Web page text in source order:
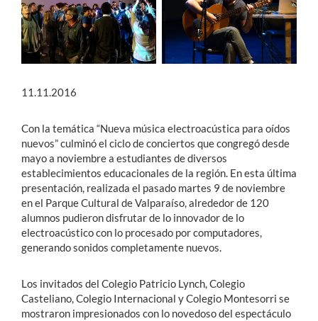
English
11.11.2016
Con la temática “Nueva música electroacústica para oídos
nuevos” culminó el ciclo de conciertos que congregó desde
mayo a noviembre a estudiantes de diversos
establecimientos educacionales de la región. En esta última
presentación, realizada el pasado martes 9 de noviembre
en el Parque Cultural de Valparaíso, alrededor de 120
alumnos pudieron disfrutar de lo innovador de lo
electroacústico con lo procesado por computadores,
generando sonidos completamente nuevos.
Los invitados del Colegio Patricio Lynch, Colegio
Casteliano, Colegio Internacional y Colegio Montesorri se
mostraron impresionados con lo novedoso del espectáculo